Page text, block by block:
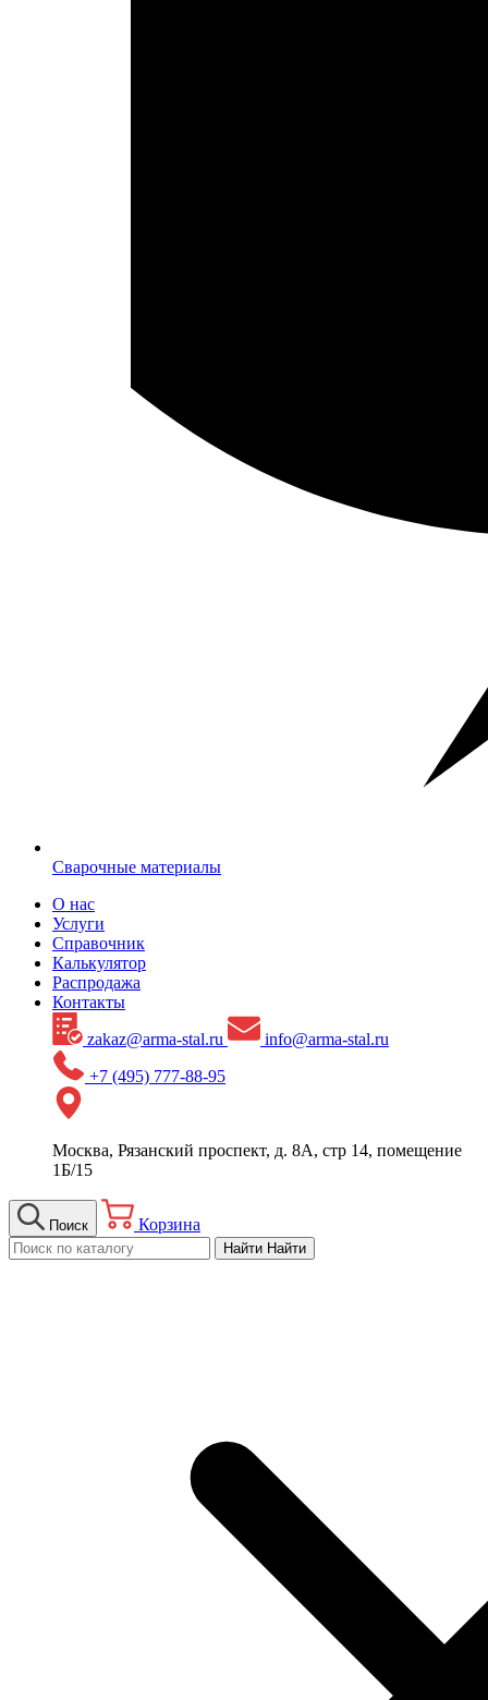
Сварочные материалы
О нас
Услуги
Справочник
Калькулятор
Распродажа
Контакты
zakaz@arma-stal.ru
info@arma-stal.ru
+7 (495) 777-88-95
Москва, Рязанский проспект, д. 8А, стр 14, помещение
1Б/15
Поиск Корзина
Найти Найти